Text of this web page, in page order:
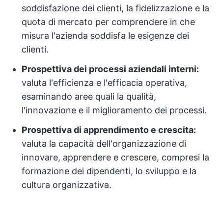
soddisfazione dei clienti, la fidelizzazione e la
quota di mercato per comprendere in che
misura l'azienda soddisfa le esigenze dei
clienti.
Prospettiva dei processi aziendali interni:
valuta l'efficienza e l'efficacia operativa,
esaminando aree quali la qualità,
l'innovazione e il miglioramento dei processi.
Prospettiva di apprendimento e crescita:
valuta la capacità dell'organizzazione di
innovare, apprendere e crescere, compresi la
formazione dei dipendenti, lo sviluppo e la
cultura organizzativa.